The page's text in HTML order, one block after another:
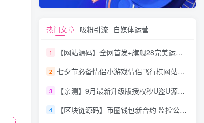
热门文章 吸粉引流 自媒体运营
1 【网站源码】全网首发+旗舰28完美运营Java版高仿28圈+彩种丰富+机器人+眯牌
2 七夕节必备情侣小游戏情侣飞行棋网站源码
3 【亲测】9月最新升级版授权秒U盗U源码/四链盗U源码/自带提币接口
4 【区块链源码】币圈钱包新合约 监控公链转账地址 尾数模拟转账数据生成 0 U攻击带安装说明